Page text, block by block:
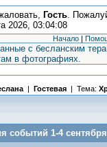
Гость.
2026, 03:04:08
Начало |
с бесланским
в фотографиях.
| Гостевая | Тема:
событий 1-4